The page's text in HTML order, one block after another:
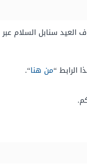
سنابل السلام
الرابط “من هنا“.